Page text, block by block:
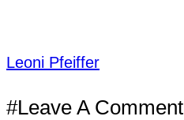
Leoni Pfeiffer
#Leave A Comment